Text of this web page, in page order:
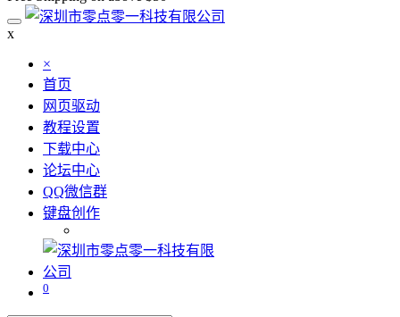
x
×
首页
网页驱动
教程设置
下载中心
论坛中心
QQ微信群
键盘创作
0